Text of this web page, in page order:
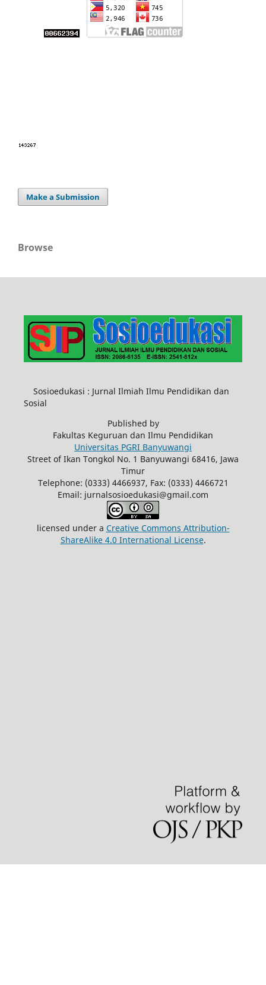
Make a Submission
Browse
Sosioedukasi : Jurnal Ilmiah Ilmu Pendidikan dan
Sosial
Published by
Fakultas Keguruan dan Ilmu Pendidikan
Universitas PGRI Banyuwangi
Street of Ikan Tongkol No. 1 Banyuwangi 68416, Jawa
Timur
Telephone: (0333) 4466937, Fax: (0333) 4466721
Email: jurnalsosioedukasi@gmail.com
licensed under a Creative Commons Attribution-
ShareAlike 4.0 International License.